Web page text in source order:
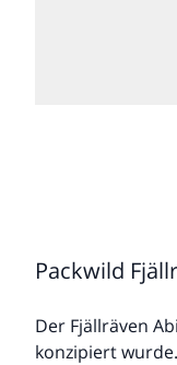
Packwild
Der Fjällräven
konzipiert